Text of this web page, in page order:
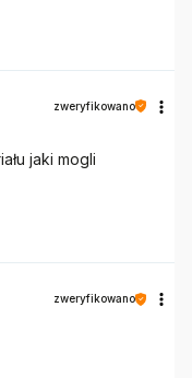
zweryfikowano
jaki mogli
zweryfikowano